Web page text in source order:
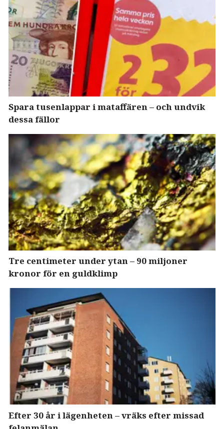
Spara tusenlappar i mataffären – och undvik
dessa fällor
Tre centimeter under ytan – 90 miljoner
kronor för en guldklimp
Efter 30 år i lägenheten – vräks efter missad